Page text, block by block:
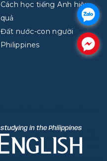
Cách học tiếng Anh hiệu
quả
Đất nước-con người
Philippines
.
.